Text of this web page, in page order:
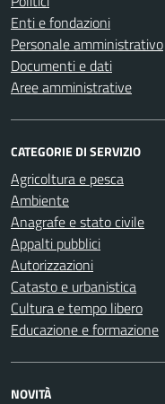
Enti e fondazioni
Personale amministrativo
Documenti e dati
Aree amministrative
CATEGORIE DI SERVIZIO
Agricoltura e pesca
Ambiente
Anagrafe e stato civile
Appalti pubblici
Autorizzazioni
Catasto e urbanistica
Cultura e tempo libero
Educazione e formazione
NOVITÀ